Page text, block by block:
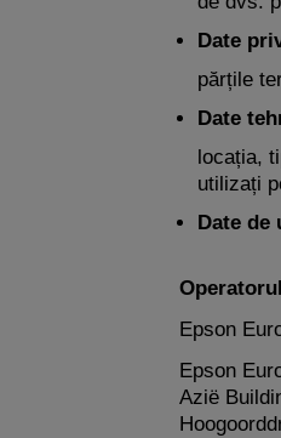
Date
părțile
Date
locația,
utilizați
Date de
Epson
Epson
Azië